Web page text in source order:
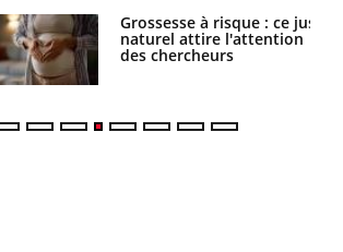
Grossesse à risque : ce jus
naturel attire l'attention
des chercheurs